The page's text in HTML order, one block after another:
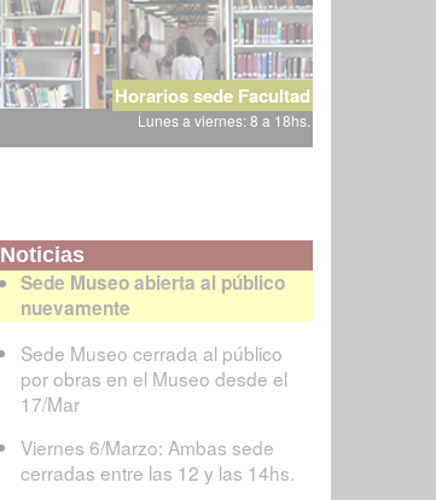
Horarios sede Facultad
Lunes a viernes: 8 a 18hs.
Noticias
Sede Museo abierta al público
nuevamente
Sede Museo cerrada al público
por obras en el Museo desde el
17/Mar
Viernes 6/Marzo: Ambas sede
cerradas entre las 12 y las 14hs.